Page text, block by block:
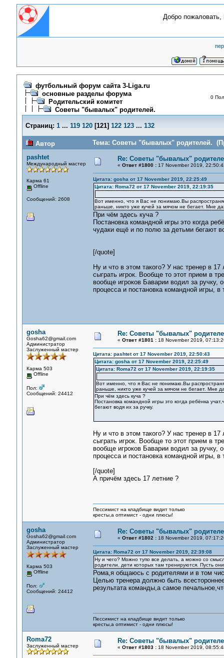
Добро пожаловать,
футбольный форум сайта 3-Liga.ru
основные разделы форума
Родительский комитет
Советы "бывалых" родителей.
0
Страниц: 1 ... 119 120[121] 122 123 ... 132
Автор
Тема: Советы "бывалых" родителей.
pashtet
Международный мастер
Карма 61
Offline
Сообщений: 2608
Re: Советы "бывалых"
« Ответ #1800 :17 November 2019,
Цитата: gosha от 17 November 2019, 22:25:49
Цитата: Roma72 от 17 November 2019, 22:19:35
Вот именно, что я Вас не понимаю.Вы
раньше, никто уже кучей за мячом не бегает. Мне
При чём здесь куча ?
Постановка командной игры это когда
чудаки ещё и по полю за детьми бегают
[/quote]
Ну и что в этом такого? У нас тренер в
сыграть игрок. Вообще то этот прием в
вообще игроков Баварии водил за ручку,
процесса и постановка командной игры,
gosha
Gosha62@gmail.com
Администратор
Заслуженный мастер
Карма 503
Offline
Пол:
Сообщений: 24412
Re: Советы "бывалых"
« Ответ #1801 :18 November 2019,
Цитата: pashtet от 17 November 2019, 22:50:43
Цитата: gosha от 17 November 2019, 22:25:49
Цитата: Roma72 от 17 November 2019, 22:19:35
Вот именно, что я Вас не понимаю.Вы
раньше, никто уже кучей за мячом не бегает. Мне
При чём здесь куча ?
Постановка командной игры это когда ребёнка
бегают водя их за ручку.
Ну и что в этом такого? У нас тренер в
сыграть игрок. Вообще то этот прием в
вообще игроков Баварии водил за ручку,
процесса и постановка командной игры,
[/quote]
А причём здесь 17 летние ?
Пессимист на кладбище видит только
кресты,а оптимист - одни плюсы!
gosha
Gosha62@gmail.com
Администратор
Заслуженный мастер
Карма 503
Offline
Пол:
Сообщений: 24412
Re: Советы "бывалых"
« Ответ #1802 :18 November 2019,
Цитата: Roma72 от 17 November 2019, 22:39:08
Ну и чего? Можно тупо все делать, а можно со
родители, дети которых там тренируются. Пусть
Рома,я общаюсь с родителями и в том
Целью тренера должно быть
результата команды,а самое
Пессимист на кладбище видит только
кресты,а оптимист - одни плюсы!
Roma72
Заслуженный мастер
Re: Советы "бывалых"
« Ответ #1803 :18 November 2019,